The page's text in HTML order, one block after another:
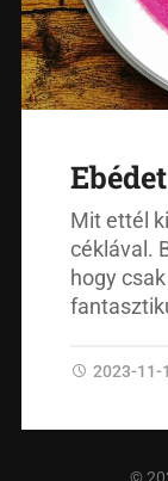
Mit ettél
céklával.
hogy
2023-11-